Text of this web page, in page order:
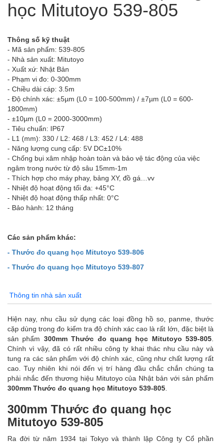
học Mitutoyo 539-805
Thông số kỹ thuật
- Mã sản phẩm: 539-805
- Nhà sản xuất: Mitutoyo
- Xuất xứ: Nhật Bản
- Phạm vi đo: 0-300mm
- Chiều dài cáp: 3.5m
- Độ chính xác: ±5µm (L0 = 100-500mm) / ±7µm (L0 = 600-
1800mm)
- ±10µm (L0 = 2000-3000mm)
- Tiêu chuẩn: IP67
- L1 (mm): 330 / L2: 468 / L3: 452 / L4: 488
- Năng lượng cung cấp: 5V DC±10%
- Chống bụi xâm nhập hoàn toàn và bảo vệ tác động của việc
ngâm trong nước từ độ sâu 15mm-1m
- Thích hợp cho máy phay, bảng XY, đồ gá…vv
- Nhiệt độ hoạt động tối đa: +45°C
- Nhiệt độ hoạt động thấp nhất: 0°C
- Bảo hành: 12 tháng
Các sản phẩm khác:
- Thước đo quang học Mitutoyo 539-806
- Thước đo quang học Mitutoyo 539-807
Thông tin nhà sản xuất
Hiện nay, nhu cầu sử dụng các loại đồng hồ so, panme, thước
cặp dùng trong đo kiểm tra độ chính xác cao là rất lớn, đặc biệt là
sản phẩm 300mm Thước đo quang học Mitutoyo 539-805
Chính vì vậy, đã có rất nhiều công ty khai thác nhu cầu này và
tung ra các sản phẩm với độ chính xác, cũng như chất lượng rất
cao. Tuy nhiên khi nói đến vị trí hàng đầu chắc chắn chúng ta
phải nhắc đến thương hiệu Mitutoyo của Nhật bản với sản phẩm
300mm Thước đo quang học Mitutoyo 539-805
300mm Thước đo quang học
Mitutoyo 539-805
Ra đời từ năm 1934 tại Tokyo và thành lập Công ty Cổ phần